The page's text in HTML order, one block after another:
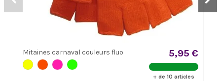
Mitaines carnaval couleurs fluo 5,95 €
+ de 10 articles